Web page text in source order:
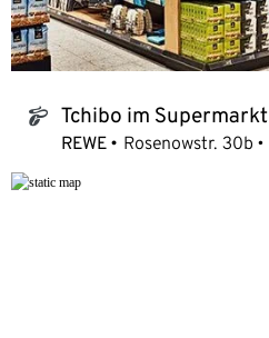
tchibo_logo Tchibo im Supermarkt
REWE Rosenowstr. 30b